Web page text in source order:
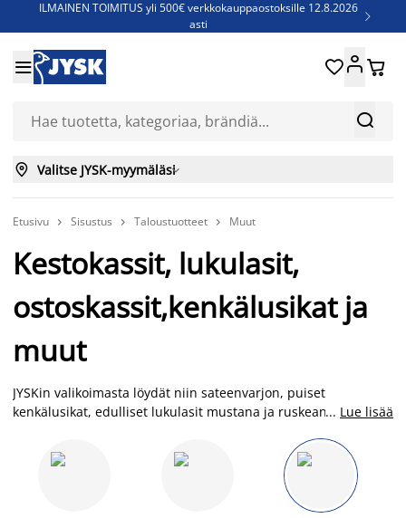
ILMAINEN TOIMITUS yli 500€ verkkokauppaostoksille 12.8.2026
asti

Jenkkisänkyjä - Säästä jopa 60%


 
 Valitse JYSK-myymäläsi
Etusivu  Sisustus  Taloustuotteet  Muut
Kestokassit, lukulasit,
ostoskassit,kenkälusikat ja
muut
JYSKin valikoimasta löydät niin sateenvarjon, puiset
kenkälusikat, edulliset lukulasit mustana ja ruskeana sekä
tai pieneen kierrätysmateriaalista valmistettuun kestokassiin.
MY BLUE BAG-kassi on 100% kierrätetty, ja kestokassi löytyy
seuraavissa koossa:36x30 cm, 44x43 cm sekä 70x60 cm.
... Lue lisää